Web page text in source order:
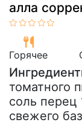
алла
Горячее
томатного
соль перец
свежего